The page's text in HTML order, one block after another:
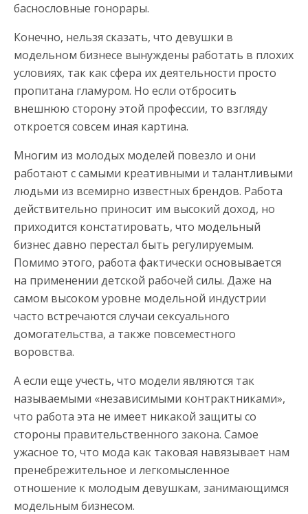
баснословные гонорары.
Конечно, нельзя сказать, что девушки в
модельном бизнесе вынуждены работать в плохих
условиях, так как сфера их деятельности просто
пропитана гламуром. Но если отбросить
внешнюю сторону этой профессии, то взгляду
откроется совсем иная картина.
Многим из молодых моделей повезло и они
работают с самыми креативными и талантливыми
людьми из всемирно известных брендов. Работа
действительно приносит им высокий доход, но
приходится констатировать, что модельный
бизнес давно перестал быть регулируемым.
Помимо этого, работа фактически основывается
на применении детской рабочей силы. Даже на
самом высоком уровне модельной индустрии
часто встречаются случаи сексуального
домогательства, а также повсеместного
воровства.
А если еще учесть, что модели являются так
называемыми «независимыми контрактниками»,
что работа эта не имеет никакой защиты со
стороны правительственного закона. Самое
ужасное то, что мода как таковая навязывает нам
пренебрежительное и легкомысленное
отношение к молодым девушкам, занимающимся
модельным бизнесом.